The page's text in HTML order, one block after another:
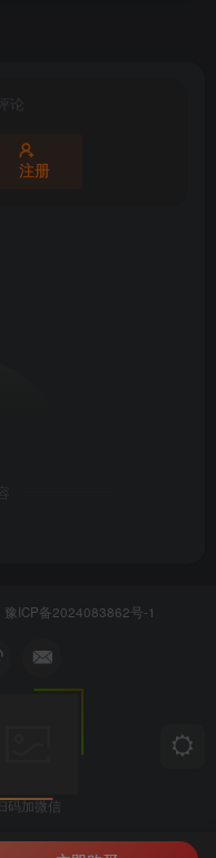
论
注册
豫ICP备2024083862号-1
码加微信